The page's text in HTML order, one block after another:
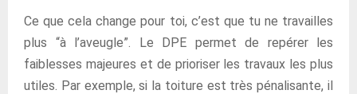
Ce que cela change pour toi, c’est que tu ne travailles
plus “à l’aveugle”. Le DPE permet de repérer les
faiblesses majeures et de prioriser les travaux les plus
utiles. Par exemple, si la toiture est très pénalisante, il